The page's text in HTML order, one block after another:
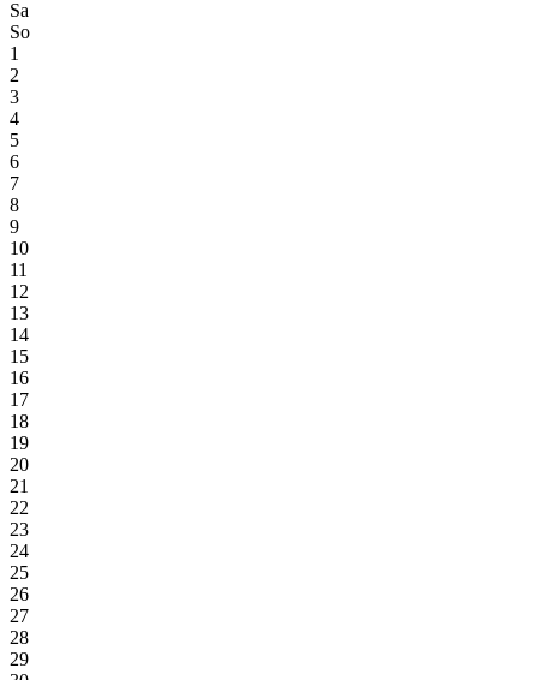
Sa
So
1
2
3
4
5
6
7
8
9
10
11
12
13
14
15
16
17
18
19
20
21
22
23
24
25
26
27
28
29